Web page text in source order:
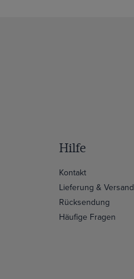
Hilfe
Kontakt
Lieferung & Versand
Rücksendung
Häufige Fragen